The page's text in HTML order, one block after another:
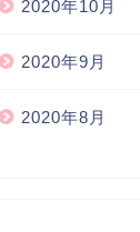
2020年10月
2020年9月
2020年8月